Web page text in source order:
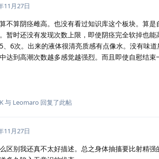
11月27日
不算阴痉雌高。也没有看过知识库这个板块。算
暂时还没有发现次数上限，即使阴痉完全软掉也能
、6次。出来的液体很清亮质感有点像水。没有味
达到高潮次数越多感觉越强烈。而且即使自慰结
与 Leomaro 回复了此帖
11月27日
区别我还真不太好描述。总之身体抽搐要比射精